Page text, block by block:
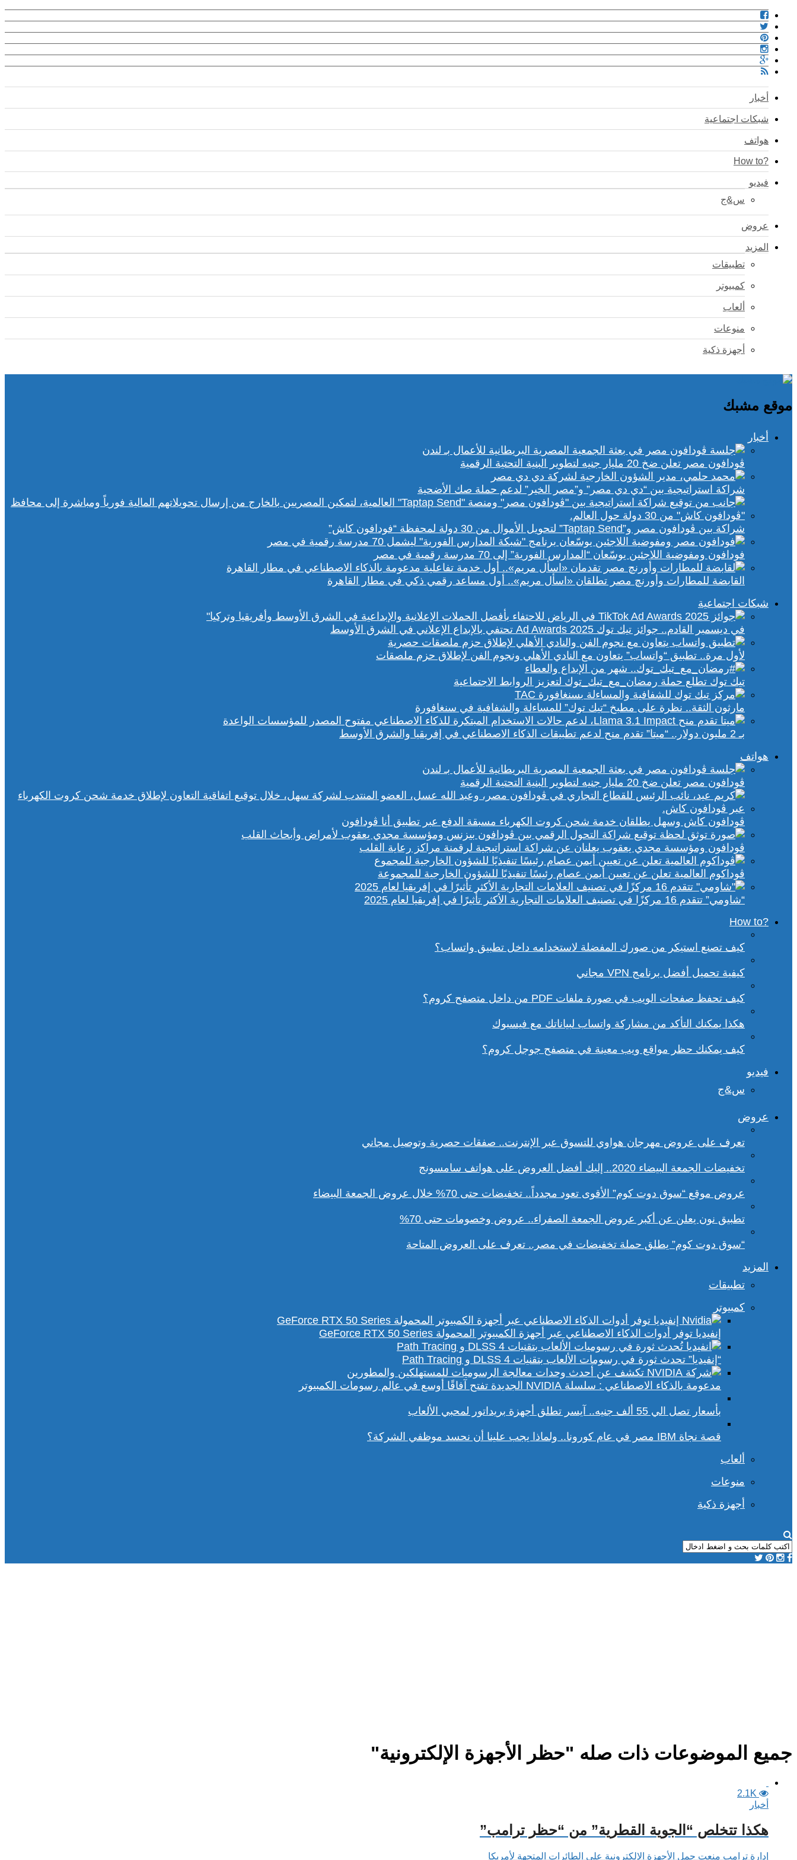
أخبار
شبكات اجتماعية
هواتف
?How to
فيديو
س&ج
عروض
المزيد
تطبيقات
كمبيوتر
ألعاب
منوعات
أجهزة ذكية
موقع مشبك
أخبار
ڤودافون مصر تعلن ضخ 20 مليار جنيه لتطوير البنية التحتية الرقمية
شراكة استراتيجية بين “دي دي مصر” و”مصر الخير” لدعم حملة صك الأضحية
شراكة بين ڤودافون مصر و”Taptap Send” لتحويل الأموال من 30 دولة لمحفظة “فودافون كاش”
فودافون ومفوضية اللاجئين يوسّعان “المدارس الفورية” إلى 70 مدرسة رقمية في مصر
القابضة للمطارات وأورنچ مصر تطلقان «اسأل مريم».. أول مساعد رقمي ذكي في مطار القاهرة
شبكات اجتماعية
في ديسمبر القادم.. جوائز تيك توك Ad Awards 2025 تحتفي بالإبداع الإعلاني في الشرق الأوسط
لأول مرة.. تطبيق “واتساب” يتعاون مع النادي الأهلي ونجوم الفن لإطلاق حزم ملصقات
تيك توك تطلع حملة رمضان_مع_تيك_توك لتعزيز الروابط الاجتماعية
مارثون الثقة.. نظرة على مطبخ “تيك توك” للمساءلة والشفافية في سنغافورة
بـ 2 مليون دولار.. “ميتا” تقدم منح لدعم تطبيقات الذكاء الاصطناعي في إفريقيا والشرق الأوسط
هواتف
ڤودافون مصر تعلن ضخ 20 مليار جنيه لتطوير البنية التحتية الرقمية
ڤودافون كاش وسهل يطلقان خدمة شحن كروت الكهرباء مسبقة الدفع عبر تطبيق أنا ڤودافون
ڤودافون ومؤسسة مجدي يعقوب يعلنان عن شراكة استراتيجية لرقمنة مراكز رعاية القلب
ڤوداكوم العالمية تعلن عن تعيين أيمن عصام رئيسًا تنفيذيًا للشؤون الخارجية للمجموعة
“شاومي” تتقدم 16 مركزًا في تصنيف العلامات التجارية الأكثر تأثيرًا في إفريقيا لعام 2025
?How to
كيف تصنع استيكر من صورك المفضلة لاستخدامه داخل تطبيق واتساب؟
كيفية تحميل أفضل برنامج VPN مجاني
كيف تحفظ صفحات الويب في صورة ملفات PDF من داخل متصفح كروم؟
هكذا يمكنك التأكد من مشاركة واتساب لبياناتك مع فيسبوك
كيف يمكنك حظر مواقع ويب معينة في متصفح جوجل كروم؟
فيديو
س&ج
عروض
تعرف على عروض مهرجان هواوي للتسوق عبر الإنترنت.. صفقات حصرية وتوصيل مجاني
تخفيضات الجمعة البيضاء 2020.. إليك أفضل العروض على هواتف سامسونج
عروض موقع “سوق دوت كوم” الأقوى تعود مجدداً.. تخفيضات حتى 70% خلال عروض الجمعة البيضاء
تطبيق نون يعلن عن أكبر عروض الجمعة الصفراء.. عروض وخصومات حتى 70%
“سوق دوت كوم” يطلق حملة تخفيضات في مصر.. تعرف على العروض المتاحة
المزيد
تطبيقات
كمبيوتر
إنفيديا توفر أدوات الذكاء الاصطناعي عبر أجهزة الكمبيوتر المحمولة GeForce RTX 50 Series
“إنفيديا” تحدث ثورة في رسومات الألعاب بتقنيات DLSS 4 و Path Tracing
مدعومة بالذكاء الاصطناعي : سلسلة NVIDIA الجديدة تفتح آفاقًا أوسع في عالم رسومات الكمبيوتر
بأسعار تصل الي 55 ألف جنيه.. آيسر تطلق أجهزة بريداتور لمحبي الألعاب
قصة نجاة IBM مصر في عام كورونا.. ولماذا يجب علينا أن نحسد موظفي الشركة؟
ألعاب
منوعات
أجهزة ذكية
جميع الموضوعات ذات صله "حظر الأجهزة الإلكترونية"
2.1K
أخبار
هكذا تتخلص “الجوية القطرية” من “حظر ترامب”
إدارة ترامب منعت حمل الأجهزة الإلكترونية على الطائرات المتجهة لأمريكا